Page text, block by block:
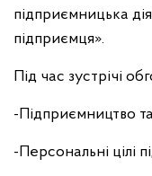
підприємницька
підприємця».
Під час зустрічі
-Підприємництво
-Персональні цілі